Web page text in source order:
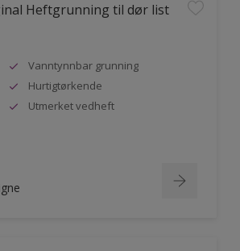
Heftgrunning til dør list
Vanntynnbar grunning
Hurtigtørkende
Utmerket vedheft